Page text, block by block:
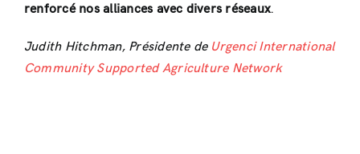
renforcé nos alliances avec divers réseaux.
Judith Hitchman, Présidente de Urgenci International
Community Supported Agriculture Network